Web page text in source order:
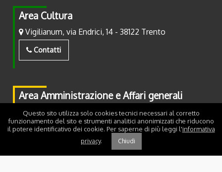
Area Cultura
Vigilianum, via Endrici, 14 - 38122 Trento
Contatti
Area Amministrazione e Affari generali
Piazza Fiera, 2 - 38122 Trento
Contatti
Questo sito utilizza solo cookies tecnici necessari al corretto
funzionamento del sito e strumenti analitici anonimizzati che riducono
il potere identificativo dei cookie. Per saperne di più leggi l'informativa
privacy. Chiudi